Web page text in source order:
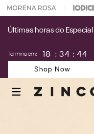
na sua 1° compra
Últimas horas do
Termina em: 18 : 34 : 44
Shop Now